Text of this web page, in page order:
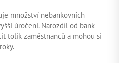
množství nebankovních
úročení. Narozdíl od bank
tolik zaměstnanců a mohou si